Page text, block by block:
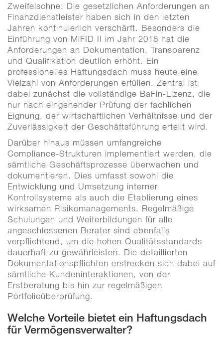
Zweifelsohne: Die gesetzlichen Anforderungen an
Finanzdienstleister haben sich in den letzten
Jahren kontinuierlich verschärft. Besonders die
Einführung von MiFID II im Jahr 2018 hat die
Anforderungen an Dokumentation, Transparenz
und Qualifikation deutlich erhöht. Ein
professionelles Haftungsdach muss heute eine
Vielzahl von Anforderungen erfüllen. Zentral ist
dabei zunächst die vollständige BaFin-Lizenz, die
nur nach eingehender Prüfung der fachlichen
Eignung, der wirtschaftlichen Verhältnisse und der
Zuverlässigkeit der Geschäftsführung erteilt wird.
Darüber hinaus müssen umfangreiche
Compliance-Strukturen implementiert werden, die
sämtliche Geschäftsprozesse überwachen und
dokumentieren. Dies umfasst sowohl die
Entwicklung und Umsetzung interner
Kontrollsysteme als auch die Etablierung eines
wirksamen Risikomanagements. Regelmäßige
Schulungen und Weiterbildungen für alle
angeschlossenen Berater sind ebenfalls
verpflichtend, um die hohen Qualitätsstandards
dauerhaft zu gewährleisten. Die detaillierten
Dokumentationspflichten erstrecken sich dabei auf
sämtliche Kundeninteraktionen, von der
Erstberatung bis hin zur regelmäßigen
Portfolioüberprüfung.
Welche Vorteile bietet ein Haftungsdach
für Vermögensverwalter?